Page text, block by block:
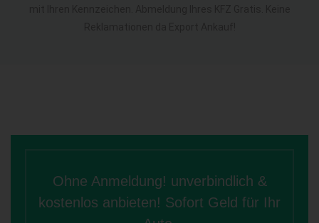
Ohne Anmeldung! unverbindlich &
kostenlos anbieten! Sofort Geld für Ihr